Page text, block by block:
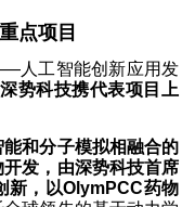
点项目
人工智能创新应用发
深势科技携代表项目上
和分子模拟相融合的
发，由深势科技首席
新，以OlymPCC药物